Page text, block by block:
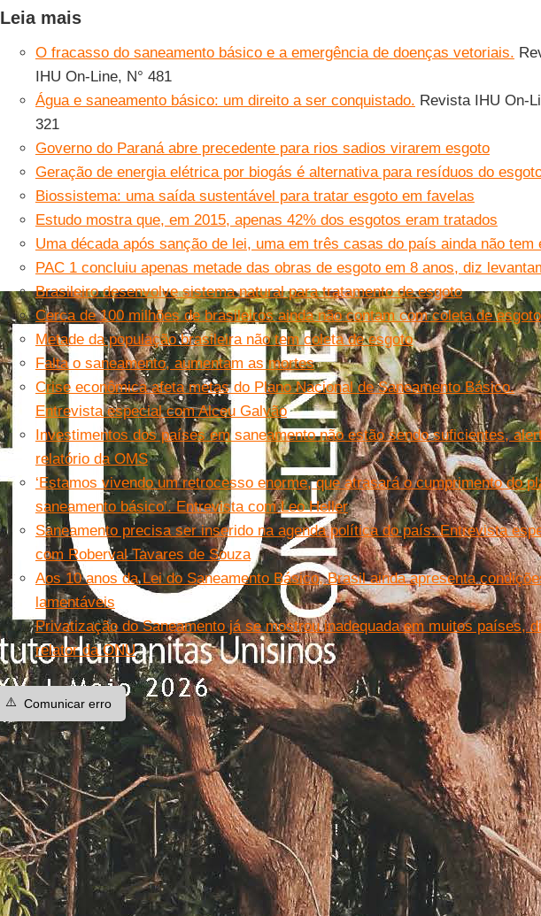
Leia mais
O fracasso do saneamento básico e a emergência de doenças vetoriais.
IHU On-Line, N° 481
Água e saneamento básico: um direito a ser conquistado. Revista IHU On-
321
Governo do Paraná abre precedente para rios sadios virarem esgoto
Geração de energia elétrica por biogás é alternativa para resíduos do
Biossistema: uma saída sustentável para tratar esgoto em favelas
Estudo mostra que, em 2015, apenas 42% dos esgotos eram tratados
Uma década após sanção de lei, uma em três casas do país ainda não tem
PAC 1 concluiu apenas metade das obras de esgoto em 8 anos, diz
Brasileiro desenvolve sistema natural para tratamento de esgoto
Cerca de 100 milhões de brasileiros ainda não contam com coleta de esgoto
Metade da população brasileira não tem coleta de esgoto
Falta o saneamento, aumentam as mortes
Crise econômica afeta metas do Plano Nacional de Saneamento Básico.
Entrevista especial com Alceu Galvão
Investimentos dos países em saneamento não estão sendo suficientes,
relatório da OMS
‘Estamos vivendo um retrocesso enorme, que atrasará o cumprimento do
saneamento básico’. Entrevista com Leo Heller
Saneamento precisa ser inserido na agenda política do país. Entrevista
com Roberval Tavares de Souza
Aos 10 anos da Lei do Saneamento Básico, Brasil ainda apresenta
lamentáveis
Privatização do Saneamento já se mostrou inadequada em muitos países,
relator da ONU
⚠️ Comunicar erro